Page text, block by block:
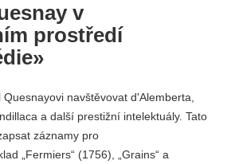
v
prostředí
navštěvovat d'Alemberta,
a další prestižní intelektuály. Tato
záznamy pro
„Fermiers“ (1756), „Grains“ a